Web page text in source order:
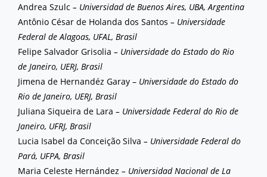
Andrea Szulc – Universidad de Buenos Aires, UBA, Argentina
Antônio César de Holanda dos Santos – Universidade
Federal de Alagoas, UFAL, Brasil
Felipe Salvador Grisolia – Universidade do Estado do Rio
de Janeiro, UERJ, Brasil
Jimena de Hernandéz Garay – Universidade do Estado do
Rio de Janeiro, UERJ, Brasil
Juliana Siqueira de Lara – Universidade Federal do Rio de
Janeiro, UFRJ, Brasil
Lucia Isabel da Conceição Silva – Universidade Federal do
Pará, UFPA, Brasil
Maria Celeste Hernández – Universidad Nacional de La